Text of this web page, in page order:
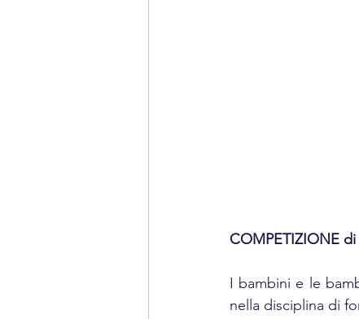
COMPETIZIONE
I bambini e le
nella disciplina di